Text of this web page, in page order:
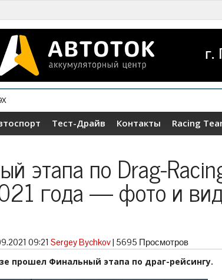
Тест-Драйв Контакты Racing
этапа по Drag-
года — фото и
09:21 Sergey Bychkov| 5695 Просмотров
прошел Финальный этапа по драг-рейсингу.